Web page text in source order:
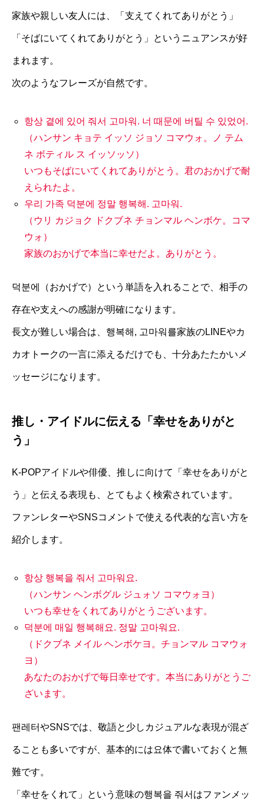
家族や親しい友人には、「支えてくれてありがとう」
「そばにいてくれてありがとう」というニュアンスが好
まれます。
次のようなフレーズが自然です。
항상 곁에 있어 줘서 고마워. 너 때문에 버틸 수 있었어.
（ハンサン キョテ イッソ ジョソ コマウォ。ノ テム
ネ ボティル ス イッソッソ）
いつもそばにいてくれてありがとう。君のおかげで耐
えられたよ。
우리 가족 덕분에 정말 행복해. 고마워.
（ウリ カジョク ドクブネ チョンマル ヘンボケ。コマ
ウォ）
家族のおかげで本当に幸せだよ。ありがとう。
덕분에（おかげで）という単語を入れることで、相手の
存在や支えへの感謝が明確になります。
長文が難しい場合は、행복해, 고마워를家族のLINEやカ
カオトークの一言に添えるだけでも、十分あたたかいメ
ッセージになります。
推し・アイドルに伝える「幸せをありがと
う」
K-POPアイドルや俳優、推しに向けて「幸せをありがと
う」と伝える表現も、とてもよく検索されています。
ファンレターやSNSコメントで使える代表的な言い方を
紹介します。
항상 행복을 줘서 고마워요.
（ハンサン ヘンボグル ジュォソ コマウォヨ）
いつも幸せをくれてありがとうございます。
덕분에 매일 행복해요. 정말 고마워요.
（ドクブネ メイル ヘンボケヨ。チョンマル コマウォ
ヨ）
あなたのおかげで毎日幸せです。本当にありがとうご
ざいます。
팬레터やSNSでは、敬語と少しカジュアルな表現が混ざ
ることも多いですが、基本的には요体で書いておくと無
難です。
「幸せをくれて」という意味の행복을 줘서はファンメッ